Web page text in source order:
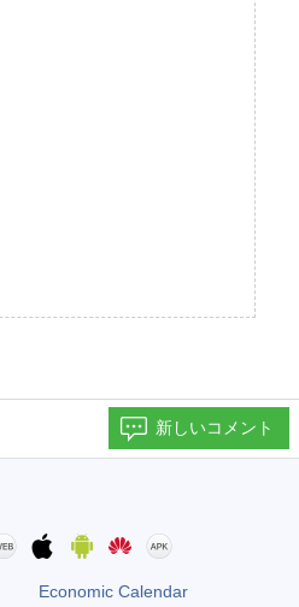
新しいコメント
Economic Calendar